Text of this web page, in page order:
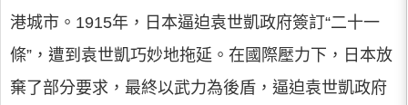
港城市。1915年，日本逼迫袁世凱政府簽訂“二十一
條”，遭到袁世凱巧妙地拖延。在國際壓力下，日本放
棄了部分要求，最終以武力為後盾，逼迫袁世凱政府